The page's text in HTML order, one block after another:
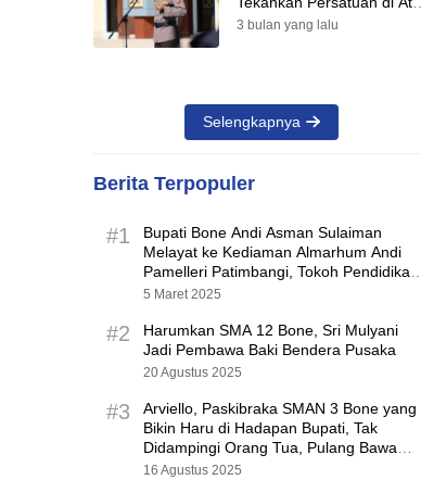
Perbedaan Pilihan
3 bulan yang lalu
Selengkapnya
Berita Terpopuler
#1
Bupati Bone Andi Asman Sulaiman
Melayat ke Kediaman Almarhum Andi
Pamelleri Patimbangi, Tokoh Pendidikan
Kabupaten Bone
5 Maret 2025
#2
Harumkan SMA 12 Bone, Sri Mulyani
Jadi Pembawa Baki Bendera Pusaka
20 Agustus 2025
#3
Arviello, Paskibraka SMAN 3 Bone yang
Bikin Haru di Hadapan Bupati, Tak
Didampingi Orang Tua, Pulang Bawa
Hadiah Motor
16 Agustus 2025